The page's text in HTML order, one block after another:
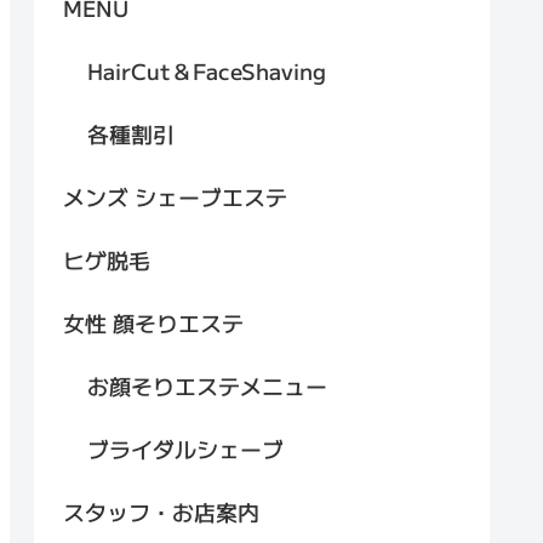
MENU
HairCut＆FaceShaving
各種割引
メンズ シェーブエステ
ヒゲ脱毛
女性 顔そりエステ
お顔そりエステメニュー
ブライダルシェーブ
スタッフ・お店案内